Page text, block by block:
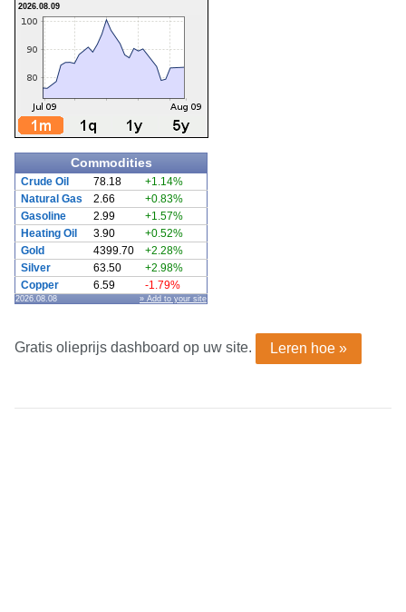
2026.08.09
Commodities
Crude Oil 78.18
+1.14%
Natural Gas
2.66
+0.83%
Gasoline
2.99
+1.57%
Heating Oil
3.90
+0.52%
Gold
4399.70
+2.28%
Silver
63.50
+2.98%
Copper
6.59 -1.79%
2026.08.08 » Add to your site
Gratis olieprijs dashboard op uw site. Leren hoe »